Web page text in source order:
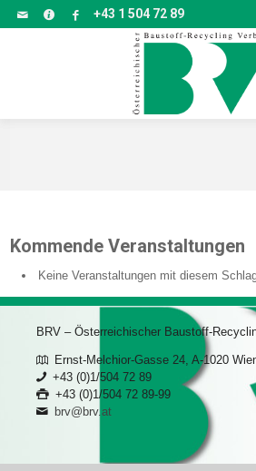
+43 1 504 72 89
Kommende Veranstaltungen
Keine Veranstaltungen mit diesem
BRV – Österreichischer Baustoff-
Ernst-Melchior-Gasse 24, A-1020
+43 (0)1/504 72 89
+43 (0)1/504 72 89-99
brv@brv.at